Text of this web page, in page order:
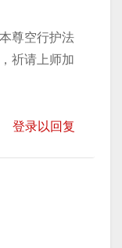
尊空行护法
祈请上师加
登录以回复